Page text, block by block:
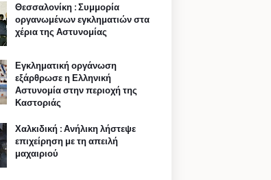
Θεσσαλονίκη : Συμμορία
οργανωμένων εγκληματιών στα
χέρια της Αστυνομίας
Εγκληματική οργάνωση
εξάρθρωσε η Ελληνική
Αστυνομία στην περιοχή της
Καστοριάς
Χαλκιδική : Ανήλικη λήστεψε
επιχείρηση με τη απειλή
μαχαιριού